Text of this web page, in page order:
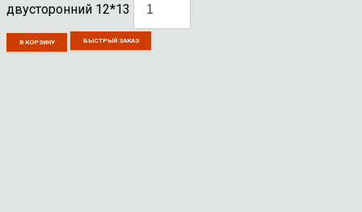
двусторонний 12*13
В КОРЗИНУ БЫСТРЫЙ ЗАКАЗ